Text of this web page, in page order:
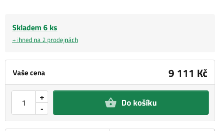
Vaše cena 9 111 Kč
-
+ Do košíku
Skladem 6 ks
+ ihned na 2 prodejnách